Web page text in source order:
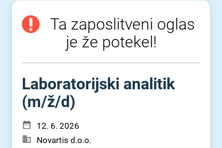
Ta zaposlitveni oglas
je že potekel!
Laboratorijski analitik
(m⁠/⁠ž⁠/⁠d)
12. 6. 2026
Novartis d.o.o.